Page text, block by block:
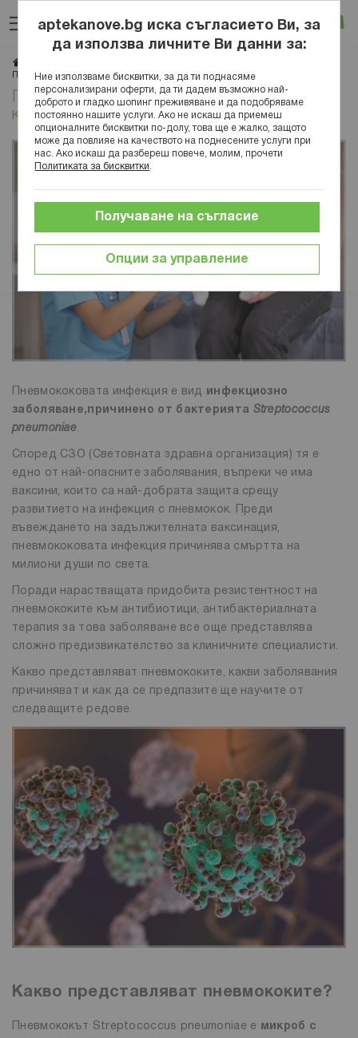
към
съдържанието
Вход
Пневмококи (Streptococcus pneumoniae) - какво трябва да знаете за тях
Пневмококи (Streptococcus pneumoniae) -
какво трябва да знаете за тях
Пневмококовата инфекция е вид инфекциозно
заболяване,причинено от бактерията Streptococcus
pneumoniae.
Според СЗО (Световната здравна организация) тя е
едно от най-опасните заболявания, въпреки че има
ваксини, които са най-добрата защита срещу
развитието на инфекция с пневмокок. Преди
въвеждането на задължителната ваксинация,
пневмококовата инфекция причинява смъртта на
милиони души по света.
Поради нарастващата придобита резистентност на
пневмококите към антибиотици, антибактериалната
терапия за това заболяване все още представлява
сложно предизвикателство за клиничните специалисти.
Какво представляват пневмококите, какви заболявания
причиняват и как да се предпазите ще научите от
следващите редове.
Какво представляват пневмококите?
Пневмококът Streptococcus pneumoniae е микроб с
aptekanove.bg иска съгласието Ви, за
да използва личните Ви данни за:
Ние използваме бисквитки, за да ти поднасяме
персонализирани оферти, да ти дадем възможно най-
доброто и гладко шопинг преживяване и да подобряваме
постоянно нашите услуги. Ако не искаш да приемеш
опционалните бисквитки по-долу, това ще е жалко, защото
може да повлияе на качеството на поднесените услуги при
нас. Ако искаш да разбереш повече, молим, прочети
Политиката за бисквитки
Опции за управление
Получаване на съгласие